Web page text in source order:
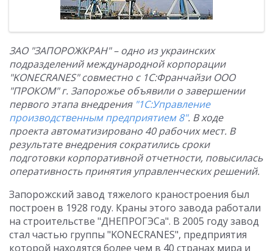
ЗАО "ЗАПОРОЖКРАН" – одно из украинских
подразделений международной корпорации
"KONECRANES" совместно с 1С:Франчайзи ООО
"ПРОКОМ" г. Запорожье объявили о завершении
первого этапа внедрения "1С:Управление
производственным предприятием 8". В ходе
проекта автоматизировано 40 рабочих мест. В
результате внедрения сократились сроки
подготовки корпоративной отчетности, повысилась
оперативность принятия управленческих решений.
Запорожский завод тяжелого краностроения был
построен в 1928 году. Краны этого завода работали
на строительстве "ДНЕПРОГЭСа". В 2005 году завод
стал частью группы "KONECRANES", предприятия
которой находятся более чем в 40 странах мира и